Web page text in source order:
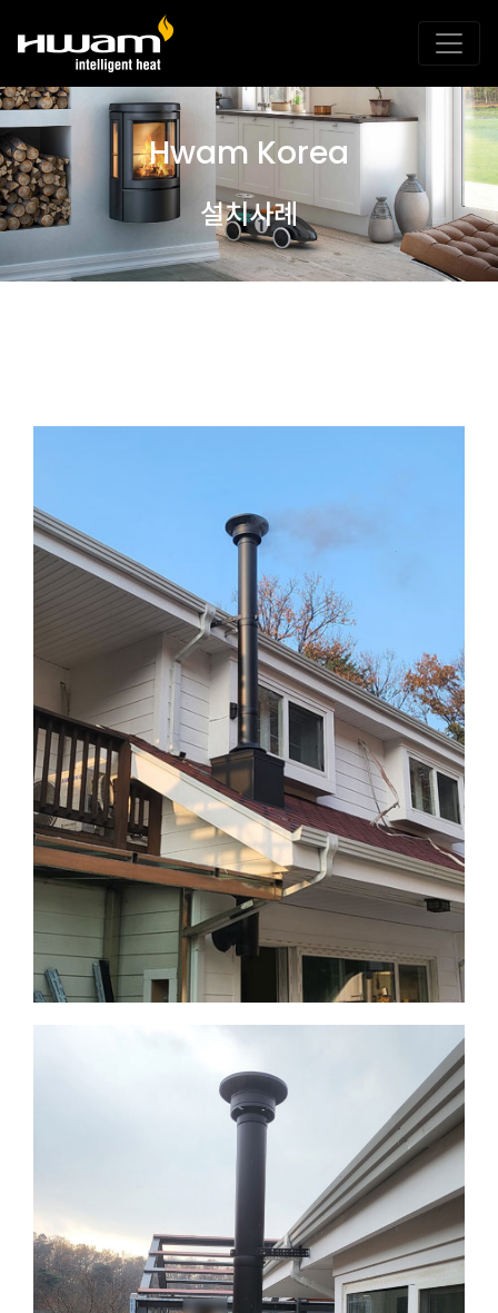
Hwam Korea
설치사례